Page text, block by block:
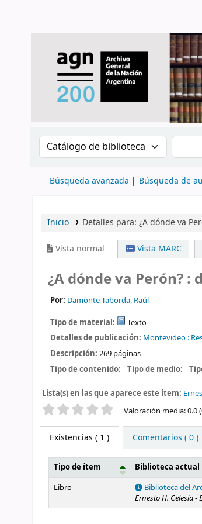
Buscar en el catálogo por:
Búsqueda avanzada Búsqueda de
Inicio Detalles para: ¿A dónde va
Vista normal Vista MARC
¿A dónde va Perón? :
Por: Damonte Taborda, Raúl
Tipo de material:
Texto
Detalles de publicación: Montevideo :
Descripción: 269 páginas
Tipo de contenido:
Tipo de medio:
Lista(s) en las que aparece este ítem:
Valoración Valoración media: 0.0
Existencias ( 1 ) Comentarios ( 0 )
Existencias
Tipo de ítem Biblioteca actual
Libro
Biblioteca del
Ernesto H. Celesia -